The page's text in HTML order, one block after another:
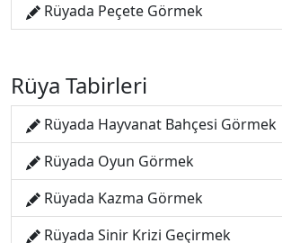
Rüyada Peçete Görmek
Rüya Tabirleri
Rüyada Hayvanat Bahçesi Görmek
Rüyada Oyun Görmek
Rüyada Kazma Görmek
Rüyada Sinir Krizi Geçirmek